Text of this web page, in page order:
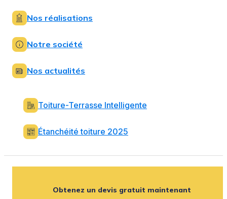
Nos réalisations
Notre société
Nos actualités
Toiture-Terrasse Intelligente
Étanchéité toiture 2025
Obtenez un devis gratuit maintenant